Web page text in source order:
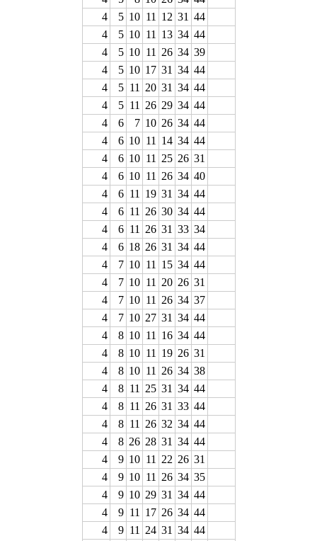
4
5 10 11 12 31 44
4
5 10 11 13 34 44
4
5 10 11 26 34 39
4
5 10 17 31 34 44
4
5 11 20 31 34 44
4
5 11 26 29 34 44
4
6 7 10 26 34 44
4
6 10 11 14 34 44
4
6 10 11 25 26 31
4
6 10 11 26 34 40
4
6 11 19 31 34 44
4
6 11 26 30 34 44
4
6 11 26 31 33 34
4
6 18 26 31 34 44
4
7 10 11 15 34 44
4
7 10 11 20 26 31
4
7 10 11 26 34 37
4
7 10 27 31 34 44
4
8 10 11 16 34 44
4
8 10 11 19 26 31
4
8 10 11 26 34 38
4
8 11 25 31 34 44
4
8 11 26 31 33 44
4
8 11 26 32 34 44
4
8 26 28 31 34 44
4
9 10 11 22 26 31
4
9 10 11 26 34 35
4
9 10 29 31 34 44
4
9 11 17 26 34 44
4
9 11 24 31 34 44